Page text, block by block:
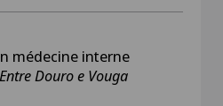
médecine interne
Douro e Vouga